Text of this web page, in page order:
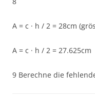
A = c · h / 2 = 28cm
A = c · h / 2 = 27.625cm
9 Berechne die